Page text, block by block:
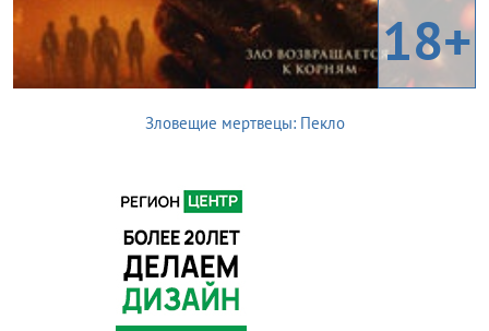
18+
Зловещие мертвецы: Пекло